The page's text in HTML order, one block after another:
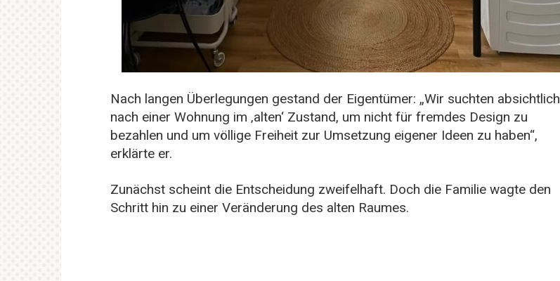
Nach langen Überlegungen gestand der Eigentümer: „Wir suchten absichtlich
nach einer Wohnung im ‚alten‘ Zustand, um nicht für fremdes Design zu
bezahlen und um völlige Freiheit zur Umsetzung eigener Ideen zu haben“,
erklärte er.
Zunächst scheint die Entscheidung zweifelhaft. Doch die Familie wagte den
Schritt hin zu einer Veränderung des alten Raumes.